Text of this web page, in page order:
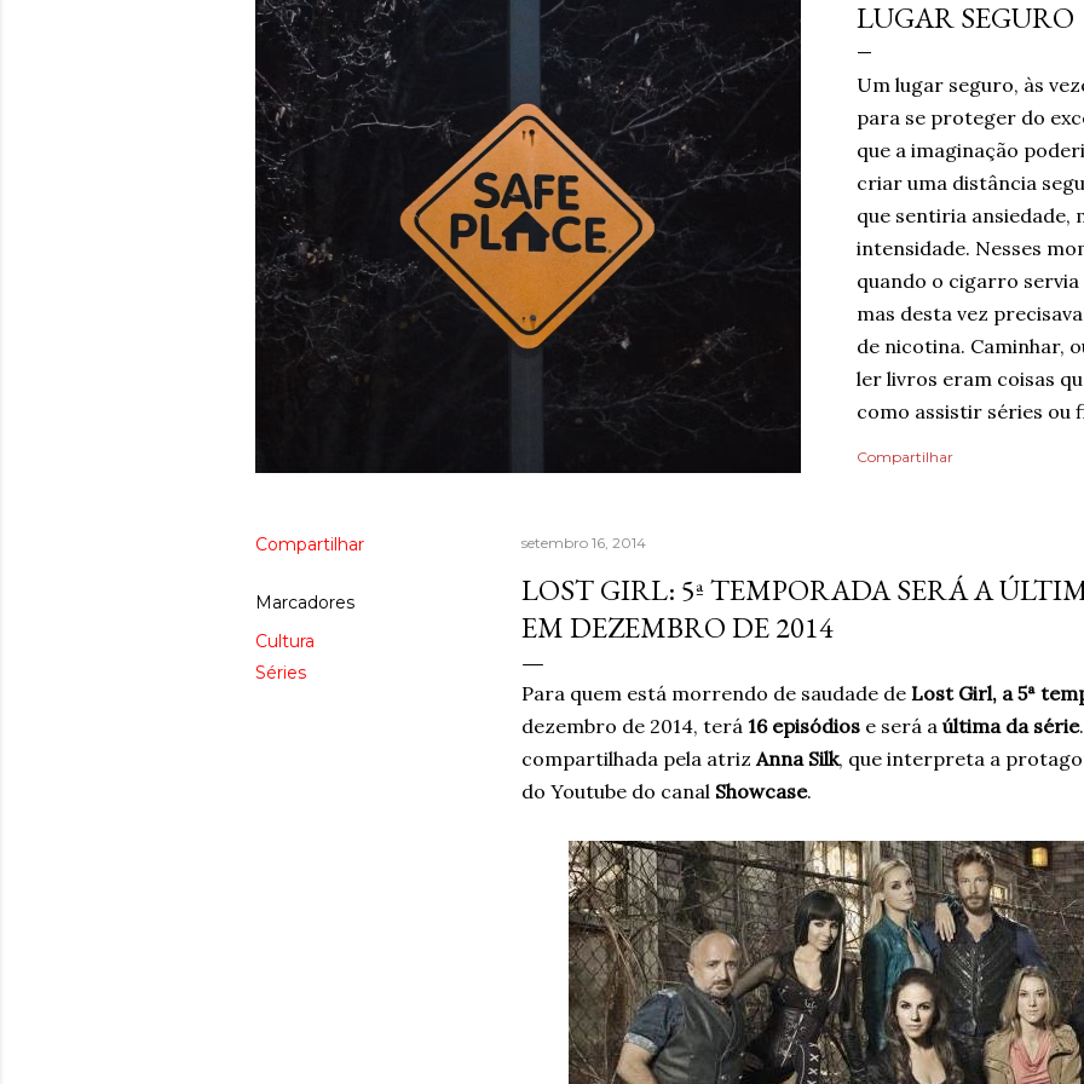
LUGAR SEGURO
Um lugar seguro, às
para se proteger do
que a imaginação
criar uma distância
que sentiria ansiedade,
intensidade. Nesses
quando o cigarro servia
mas desta vez
de nicotina. Caminhar,
ler livros eram coisas
como assistir séries ou
seguro poderia fazer
muita gente já fazia de
palavras. A verdade é
Compartilhar
Compartilhar
Marcadores
Cultura
Séries
setembro 16, 2014
LOST GIRL: 5ª TEMPORADA SERÁ A
EM DEZEMBRO DE 2014
Para quem está morrendo de saudade de Lost Girl, a 5ª
dezembro de 2014, terá 16 episódios e será a última da série
compartilhada pela atriz Anna Silk, que interpreta a
do Youtube do canal Showcase.